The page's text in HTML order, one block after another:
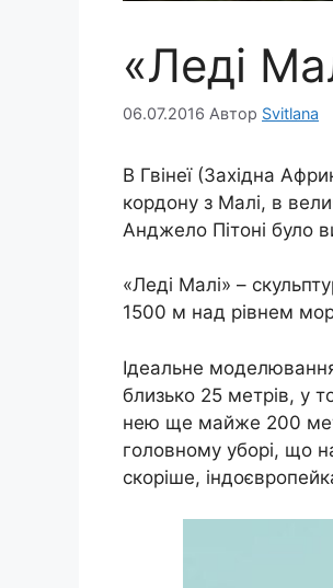
«Леді
06.07.2016 Автор Svitlana
В Гвінеї (Західна
кордону з Малі, в
Анджело Пітоні було
«Леді Малі» –
1500 м над рівнем
Ідеальне
близько 25 метрів, у
нею ще майже 200
головному уборі, що
скоріше,